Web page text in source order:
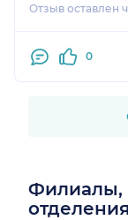
Отзыв оставлен
0
Филиалы,
отделения